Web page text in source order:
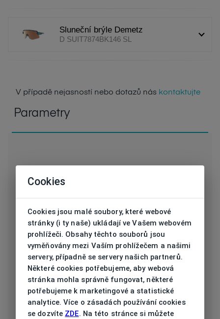
Sluneční brýle Demetz
D SUIT7874BK146 SL
V případě nejasností nebo dotazů nás kontaktujte
Parametry
Kód
Druh obruby Sluneční
Určení
Celoobruba
Materiál
obruby
Plast
Cookies
Cookies jsou malé soubory, které webové
stránky (i ty naše) ukládají ve Vašem webovém
prohlížeči. Obsahy těchto souborů jsou
vyměňovány mezi Vaším prohlížečem a našimi
servery, případně se servery našich partnerů.
Některé cookies potřebujeme, aby webová
stránka mohla správně fungovat, některé
potřebujeme k marketingové a statistické
analytice. Více o zásadách používání cookies
se dozvíte ZDE. Na této stránce si můžete